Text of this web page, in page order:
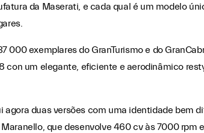
da Maserati, e cada qual é um modelo
000 exemplares do GranTurismo e do
con um elegante, eficiente e aerodinâmico
agora duas versões com uma identidade
que desenvolve 460 cv às 7000